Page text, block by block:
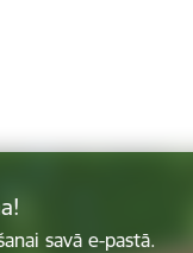
savā e-pastā.